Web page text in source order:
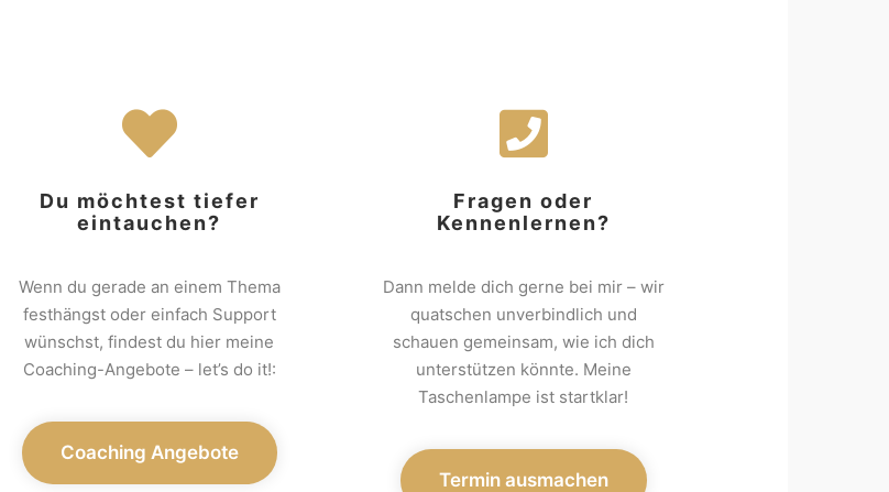
Du möchtest tiefer
eintauchen?
Wenn du gerade an einem Thema
festhängst oder einfach Support
wünschst, findest du hier meine
Coaching-Angebote – let’s do it!:
Coaching Angebote
Fragen oder
Kennenlernen?
Dann melde dich gerne bei mir – wir
quatschen unverbindlich und
schauen gemeinsam, wie ich dich
unterstützen könnte. Meine
Taschenlampe ist startklar!
Termin ausmachen